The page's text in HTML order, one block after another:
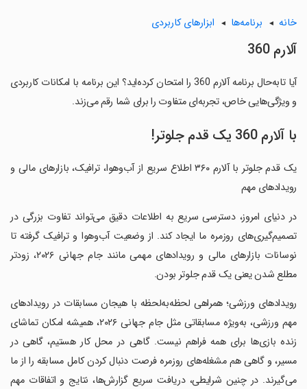
خانه برنامه‌ها ابزارهای کاربردی
‏آلارم 360
آیا تابه‌حال برنامه ‏آلارم 360 را امتحان کرده‌اید؟ این برنامه با امکانات کاربردی
و ویژگی‌هایی خاص، تجربه‌ای متفاوت را برای شما رقم می‌زند.
با آلارم 360 یک قدم جلوتر!
‏‏‏یک قدم جلوتر با آلارم ۳۶۰ اطلاع سریع از آب‌وهوا، ترافیک، بازارهای مالی و
رویدادهای مهم
‏‏‏در دنیای امروز، دسترسی سریع به اطلاعات دقیق می‌تواند تفاوت بزرگی در
تصمیم‌گیری‌های روزمره ما ایجاد کند. از وضعیت آب‌وهوا و ترافیک گرفته تا
نوسانات بازارهای مالی و رویدادهای مهمی مانند جام جهانی ۲۰۲۶، زودتر
مطلع شدن یعنی یک قدم جلوتر بودن.
‏‏‏رویدادهای ورزشی؛ همراهی لحظه‌به‌لحظه با هیجان مسابقات در رویدادهای
مهم ورزشی، به‌ویژه مسابقاتی مثل جام جهانی ۲۰۲۶، همیشه امکان تماشای
زنده بازی‌ها برای همه فراهم نیست. گاهی در محل کار هستیم، گاهی در
مسیر، و گاهی هم مشغله‌های روزمره فرصت دنبال کردن کامل مسابقه را از ما
می‌گیرند. در چنین شرایطی، دریافت سریع گزارش‌ها، نتایج و اتفاقات مهم